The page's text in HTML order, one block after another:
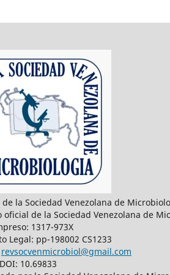
de la Sociedad Venezolana de
oficial de la Sociedad Venezolana de
1317-973X
Legal: pp-198002 CS1233
revsocvenmicrobiol@gmail.com
10.69833